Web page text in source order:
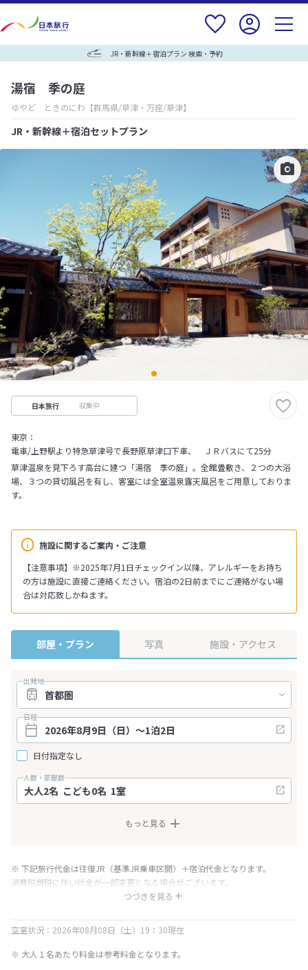
JR・新幹線＋宿泊プラン 検索・予約
湯宿 季の庭
ゆやど ときのにわ 【群馬県/草津・万座/草津】
JR・新幹線＋宿泊セットプラン
日本旅行 収集中
東京：
電車/上野駅より特急草津号で長野原草津口下車、 ＪＲバスにて25分
施設に関するご案内・ご注意
【注意事項】※2025年7月1日チェックイン以降、アレルギーをお持ち
の方は施設に直接ご連絡ください。宿泊の2日前までにご連絡がない場
合は対応致しかねます。
草津温泉を見下ろす高台に建つ「湯宿 季の庭」。全館畳敷き、２つの大浴
場、３つの貸切風呂を有し、客室には全室温泉露天風呂をご用意しておりま
す。
部屋・プラン 写真 施設・アクセス
出発地
日程
日付指定なし
人数・部屋数
もっと見る
つづきを見る
※ 下記旅行代金は往復JR（基準JR乗車区間）＋宿泊代金となります。
消費税増税に伴い代金が一部変更となる場合がございます。
※ 表示されている旅行代金・プラン内容は一定時間ごとに更新されます。最
空室状況：2026年08月08日（土）19：30現在
※ 大人１名あたり料金は参考料金となります。